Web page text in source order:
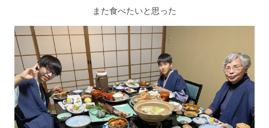
また食べたいと思った